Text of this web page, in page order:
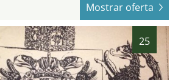
Mostrar oferta
25